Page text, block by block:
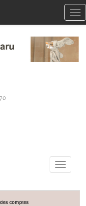
Toggle
navigation
comptes